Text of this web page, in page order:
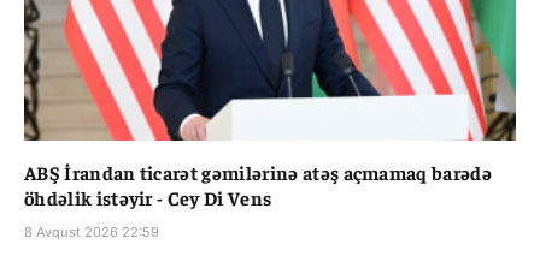
ABŞ İrandan ticarət gəmilərinə atəş açmamaq barədə
öhdəlik istəyir - Cey Di Vens
8 Avqust 2026 22:59